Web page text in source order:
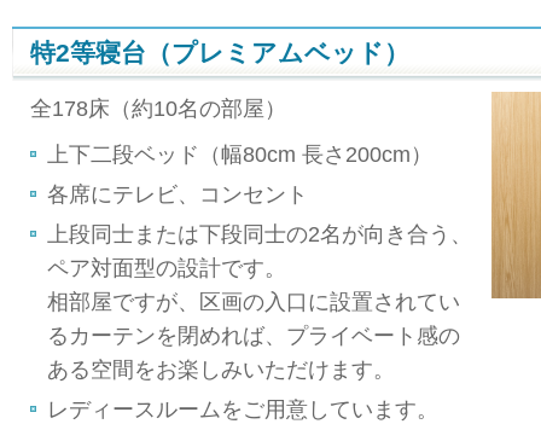
特2等寝台（プレミアムベッド）
全178床（約10名の部屋）
上下二段ベッド（幅80cm 長さ200cm）
各席にテレビ、コンセント
上段同士または下段同士の2名が向き合う、
ペア対面型の設計です。
相部屋ですが、区画の入口に設置されてい
るカーテンを閉めれば、プライベート感の
ある空間をお楽しみいただけます。
レディースルームをご用意しています。